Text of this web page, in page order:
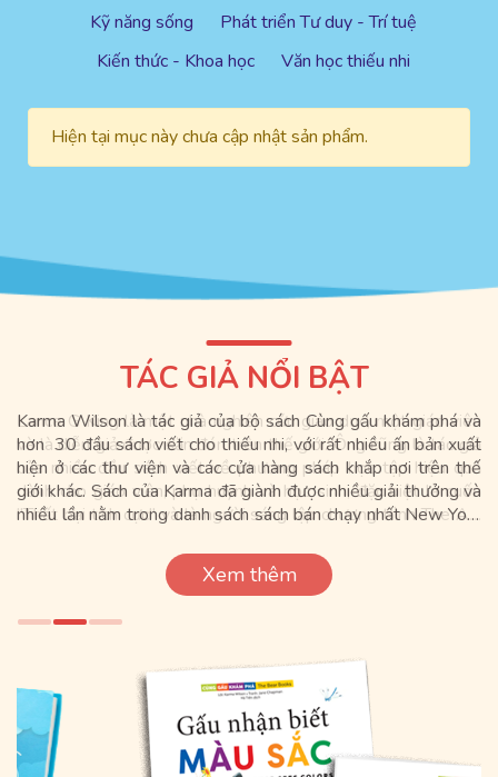
Kỹ năng sống
Phát triển Tư duy - Trí tuệ
Kiến thức - Khoa học
Văn học thiếu nhi
Hiện tại mục này chưa cập nhật sản phẩm.
TÁC GIẢ NỔI BẬT
Lance G King là một nhà nghiên cứu giáo dục, một giáo viên
và là diễn giả được săn đón trên thế giới. Ông cũng là tác giả
của nhiều đầu sách viết về phương pháp học tập hiệu quả
dành cho giáo viên, phụ huynh và học sinh, đặc biệt là cuốn
"Thất bại tích cực" và là người sáng lập chương trình The Art
Xem thêm
Karma Wilson là tác giả của bộ sách Cùng gấu khám phá và
hơn 30 đầu sách viết cho thiếu nhi, với rất nhiều ấn bản xuất
hiện ở các thư viện và các cửa hàng sách khắp nơi trên thế
giới khác. Sách của Karma đã giành được nhiều giải thưởng và
nhiều lần nằm trong danh sách sách bán chạy nhất New York
Xem thêm